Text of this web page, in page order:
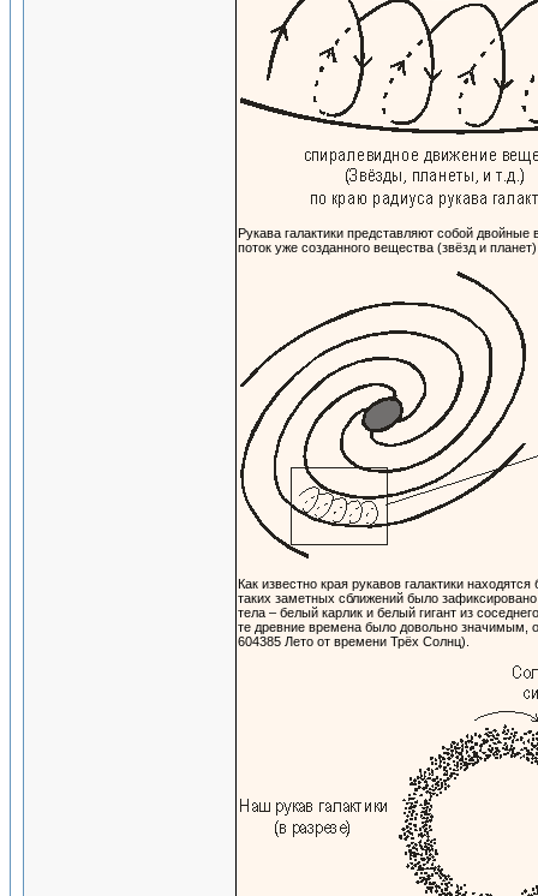
Рукава галактики представляют собой
поток уже созданного вещества (звёзд и
Как известно края рукавов галактики
таких заметных сближений было
тела – белый карлик и белый гигант из
те древние времена было довольно значимым,
604385 Лето от времени Трёх Солнц).